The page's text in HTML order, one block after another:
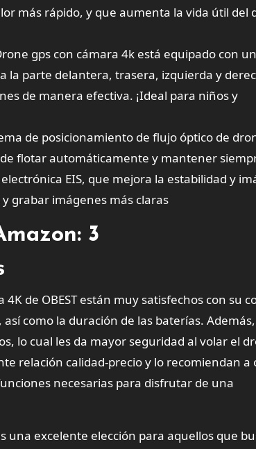
más rápido, y que aumenta la vida útil del
gps con cámara 4k está equipado con un
la parte delantera, trasera, izquierda y
de manera efectiva. ¡Ideal para niños y
de posicionamiento de flujo óptico de
flotar automáticamente y mantener
EIS, que mejora la estabilidad y
grabar imágenes más claras
3
de OBEST están muy satisfechos con su
como la duración de las baterías. Además,
lo cual les da mayor seguridad al volar el
relación calidad-precio y lo recomiendan a
necesarias para disfrutar de una
una excelente elección para aquellos que